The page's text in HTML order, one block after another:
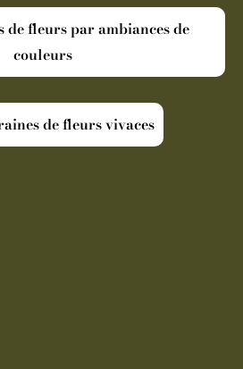
de fleurs par ambiances de
couleurs
de fleurs vivaces